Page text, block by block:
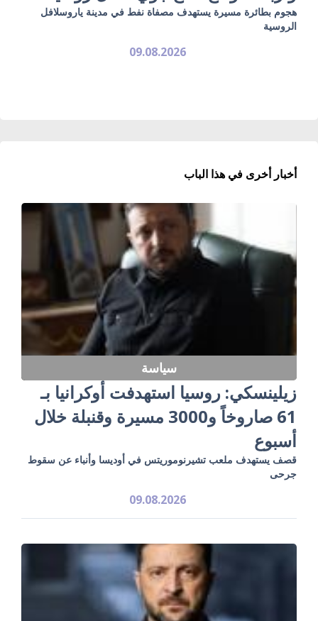
هجوم بطائرة مسيرة يستهدف مصفاة نفط في مدينة ياروسلافل
الروسية
09.08.2026
أخبار أخرى في هذا الباب
سياسة
زيلينسكي: روسيا استهدفت أوكرانيا بـ
61 صاروخاً و3000 مسيرة وقنبلة خلال
أسبوع
قصف يستهدف ملعب تشيرنوموريتس في أوديسا وأنباء عن سقوط
جرحى
09.08.2026